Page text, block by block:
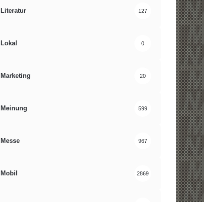
Literatur 127
Lokal 0
Marketing 20
Meinung 599
Messe 967
Mobil 2869